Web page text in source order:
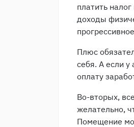
платить
доходы
Плюс
себя. А если
оплату
Во-вторых,
желательно,
Помещение